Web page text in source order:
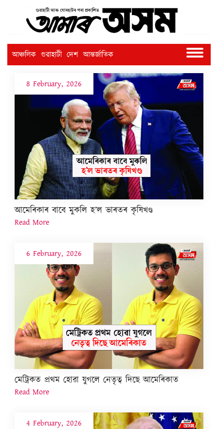
আঞ্চলিক গুৱাহাটী দেশ আন্তৰ্জাতিক
8 February, 2026
আমেৰিকাৰ বাবে মুকলি হ’ল ভাৰতৰ কৃষিখণ্ড
Read More
6 February, 2026
মেট্ৰিকত প্ৰথম হোৱা যুগলে নেতৃত্ব দিছে আমেৰিকাত
Read More
4 February, 2026